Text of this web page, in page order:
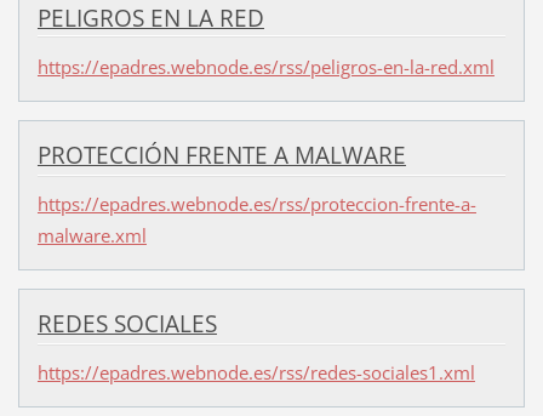
PELIGROS EN LA RED
https://epadres.webnode.es/rss/peligros-en-la-red.xml
PROTECCIÓN FRENTE A MALWARE
https://epadres.webnode.es/rss/proteccion-frente-a-
malware.xml
REDES SOCIALES
https://epadres.webnode.es/rss/redes-sociales1.xml